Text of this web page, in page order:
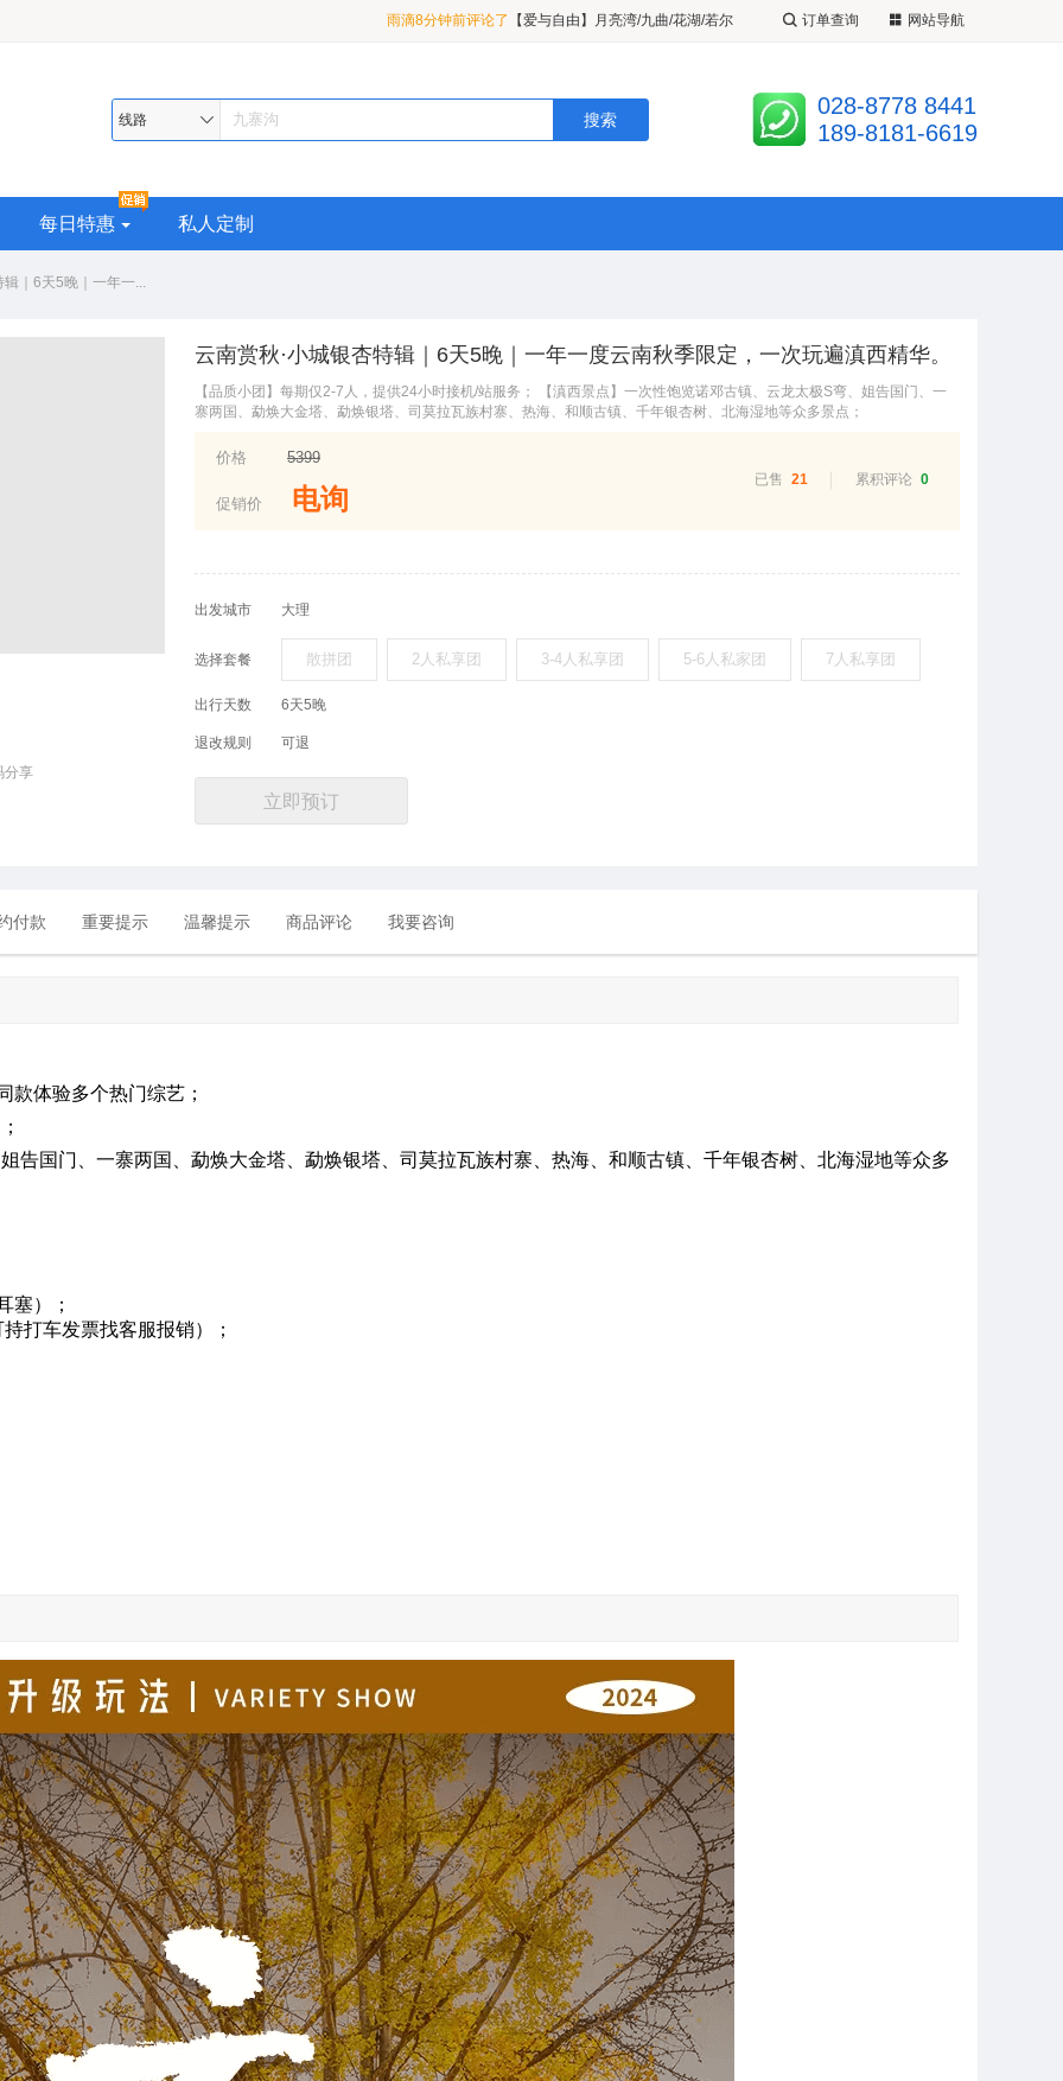
订单查询 网站导航
茉莉花开3小时前评论了夜宿九寨沟+黄龙2-8人纯玩双动
九曲/花湖/若尔盖/九寨/黄龙环线纯玩4 日游
雨滴8分钟前评论了【爱与自由】月亮湾/九曲/花湖/若尔
盖/ 九寨沟/黄龙/四姑娘山环线纯玩小团2-8人 5 日游
线路
028-8778 8441
189-8181-6619
每日特惠 私人定制
辑｜6天5晚｜一年一...
分享
云南赏秋·小城银杏特辑｜6天5晚｜一年一度云南秋季限定，一次玩遍滇西精华。
【品质小团】每期仅2-7人，提供24小时接机/站服务； 【滇西景点】一次性饱览诺邓古镇、云龙太极S弯、姐告国门、一
寨两国、勐焕大金塔、勐焕银塔、司莫拉瓦族村寨、热海、和顺古镇、千年银杏树、北海湿地等众多景点；
价格 5399
促销价 电询
已售 21 累积评论 0
出发城市 大理
选择套餐 散拼团 2人私享团 3-4人私享团 5-6人私家团 7人私享团
出行天数 6天5晚
退改规则 可退
立即预订
付款 重要提示 温馨提示 商品评论 我要咨询
款体验多个热门综艺；
告国门、一寨两国、勐焕大金塔、勐焕银塔、司莫拉瓦族村寨、热海、和顺古镇、千年银杏树、北海湿地等众多
塞）；
打车发票找客服报销）；